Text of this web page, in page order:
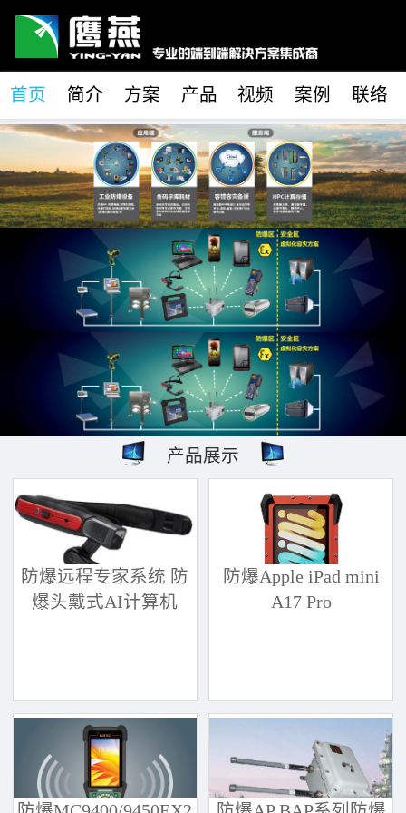
首页 简介 方案 产品 视频 案例 联络
产品展示
防爆远程专家系统 防
爆头戴式AI计算机
防爆Apple iPad mini
A17 Pro